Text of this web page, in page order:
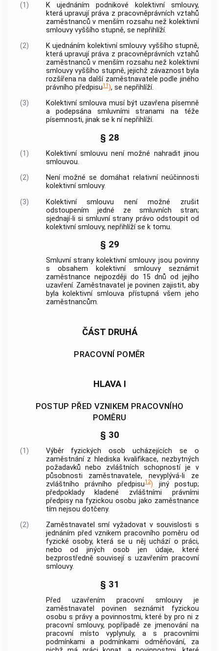
(1)
K ujednáním podnikové kolektivní smlouvy,
která upravují práva z pracovněprávních vztahů
zaměstnanců v menším rozsahu než kolektivní
smlouvy vyššího stupně, se nepřihlíží.
(2)
K ujednáním kolektivní smlouvy vyššího stupně,
která upravují práva z pracovněprávních vztahů
zaměstnanců v menším rozsahu než kolektivní
smlouvy vyššího stupně, jejichž závaznost byla
rozšířena na další zaměstnavatele podle jiného
právního předpisu11), se nepřihlíží.
(3)
Kolektivní smlouva musí být uzavřena písemně
a podepsána smluvními stranami na téže
písemnosti, jinak se k ní nepřihlíží.
§ 28
(1)
Kolektivní smlouvu není možné nahradit jinou
smlouvou.
(2)
Není možné se domáhat relativní neúčinnosti
kolektivní smlouvy.
(3)
Kolektivní smlouvu není možné zrušit
odstoupením jedné ze smluvních stran;
sjednají-li si smluvní strany právo odstoupit od
kolektivní smlouvy, nepřihlíží se k tomu.
§ 29
Smluvní strany kolektivní smlouvy jsou povinny
s obsahem kolektivní smlouvy seznámit
zaměstnance nejpozději do 15 dnů od jejího
uzavření. Zaměstnavatel je povinen zajistit, aby
byla kolektivní smlouva přístupná všem jeho
zaměstnancům.
ČÁST DRUHÁ
PRACOVNÍ POMĚR
HLAVA I
POSTUP PŘED VZNIKEM PRACOVNÍHO
POMĚRU
§ 30
(1)
Výběr fyzických osob ucházejících se o
zaměstnání z hlediska kvalifikace, nezbytných
požadavků nebo zvláštních schopností je v
působnosti zaměstnavatele, nevyplývá-li ze
zvláštního právního předpisu12) jiný postup;
předpoklady kladené zvláštními právními
předpisy na fyzickou osobu jako zaměstnance
tím nejsou dotčeny.
(2)
Zaměstnavatel smí vyžadovat v souvislosti s
jednáním před vznikem pracovního poměru od
fyzické osoby, která se u něj uchází o práci,
nebo od jiných osob jen údaje, které
bezprostředně souvisejí s uzavřením pracovní
smlouvy.
§ 31
Před uzavřením pracovní smlouvy je
zaměstnavatel povinen seznámit fyzickou
osobu s právy a povinnostmi, které by pro ni z
pracovní smlouvy, popřípadě ze jmenování na
pracovní místo vyplynuly, a s pracovními
podmínkami a podmínkami odměňování, za